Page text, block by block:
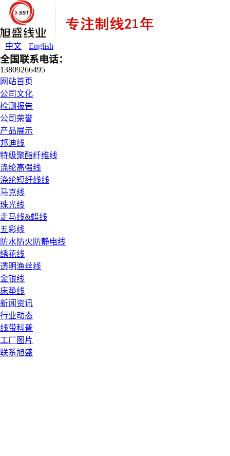
中文 English
全国联系电话：
13809266495
网站首页
公司文化
检测报告
公司荣誉
产品展示
邦迪线
特级聚酯纤维线
涤纶高强线
涤纶短纤线线
马克线
珠光线
走马线&蜡线
五彩线
防水防火防静电线
绣花线
透明渔丝线
金银线
床垫线
新闻资讯
行业动态
线带科普
工厂图片
联系旭盛